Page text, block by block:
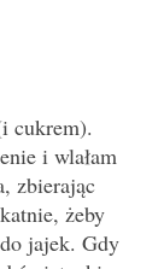
cukrem).
i wlałam
zbierając
żeby
jajek. Gdy